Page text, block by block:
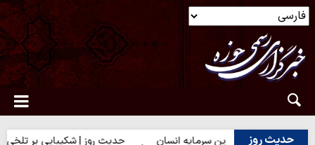
حدیث روز
روز | بهترین سرمایه انسان حدیث روز | شکیبایی بر تلخی حق